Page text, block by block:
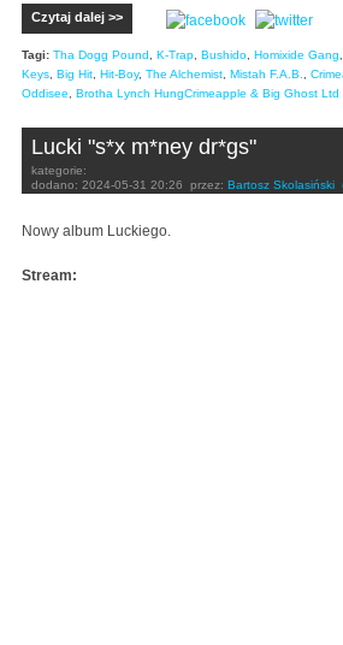
Czytaj dalej >>
Tagi: Tha Dogg Pound, K-Trap, Bushido, Homixide Gang,
Keys, Big Hit, Hit-Boy, The Alchemist, Mistah F.A.B.,
Oddisee, Brotha Lynch HungCrimeapple & Big Ghost Ltd
Lucki "s*x m*ney dr*gs"
kategorie:
dodano: 2024-05-31 20:26 przez: Bartosz Skolasiński
Nowy album Luckiego.
Stream: